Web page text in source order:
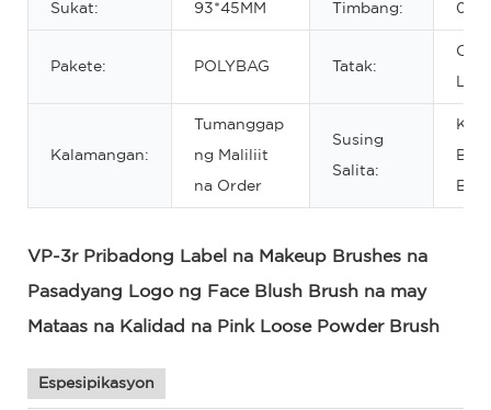
Sukat: 93*45MM Timbang:
Pakete: POLYBAG Tatak:
Kalamangan:
Tumanggap
ng Maliliit
na Order
Susing
Salita:
VP-3r Pribadong Label na Makeup Brushes na
Pasadyang Logo ng Face Blush Brush na may
Mataas na Kalidad na Pink Loose Powder Brush
Espesipikasyon